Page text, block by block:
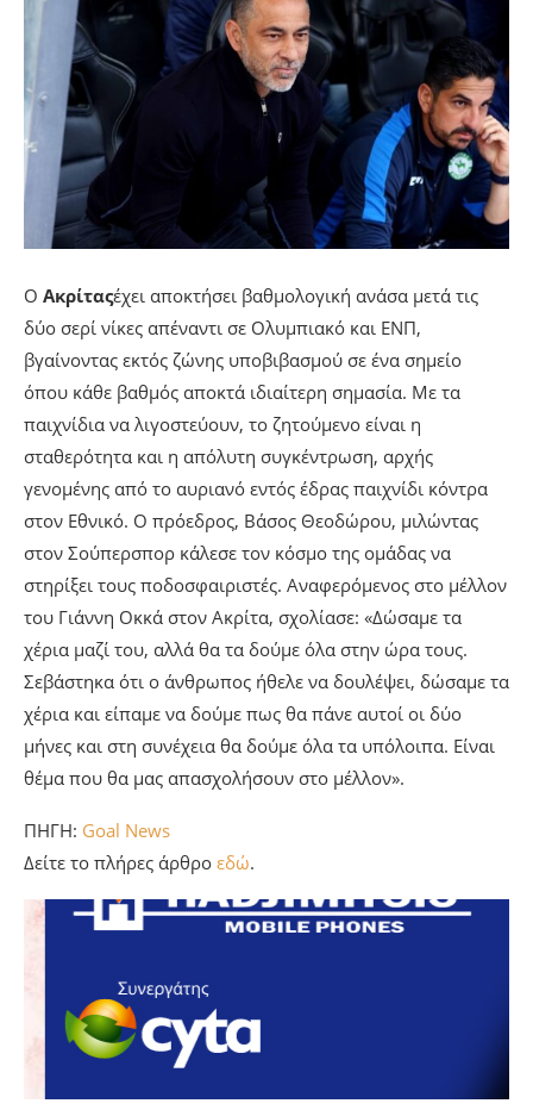
Ο Ακρίταςέχει αποκτήσει βαθμολογική ανάσα μετά τις
δύο σερί νίκες απέναντι σε Ολυμπιακό και ΕΝΠ,
βγαίνοντας εκτός ζώνης υποβιβασμού σε ένα σημείο
όπου κάθε βαθμός αποκτά ιδιαίτερη σημασία. Με τα
παιχνίδια να λιγοστεύουν, το ζητούμενο είναι η
σταθερότητα και η απόλυτη συγκέντρωση, αρχής
γενομένης από το αυριανό εντός έδρας παιχνίδι κόντρα
στον Εθνικό. Ο πρόεδρος, Βάσος Θεοδώρου, μιλώντας
στον Σούπερσπορ κάλεσε τον κόσμο της ομάδας να
στηρίξει τους ποδοσφαιριστές. Αναφερόμενος στο μέλλον
του Γιάννη Οκκά στον Ακρίτα, σχολίασε: «Δώσαμε τα
χέρια μαζί του, αλλά θα τα δούμε όλα στην ώρα τους.
Σεβάστηκα ότι ο άνθρωπος ήθελε να δουλέψει, δώσαμε τα
χέρια και είπαμε να δούμε πως θα πάνε αυτοί οι δύο
μήνες και στη συνέχεια θα δούμε όλα τα υπόλοιπα. Είναι
θέμα που θα μας απασχολήσουν στο μέλλον».
ΠΗΓΗ: Goal News
Δείτε το πλήρες άρθρο εδώ.